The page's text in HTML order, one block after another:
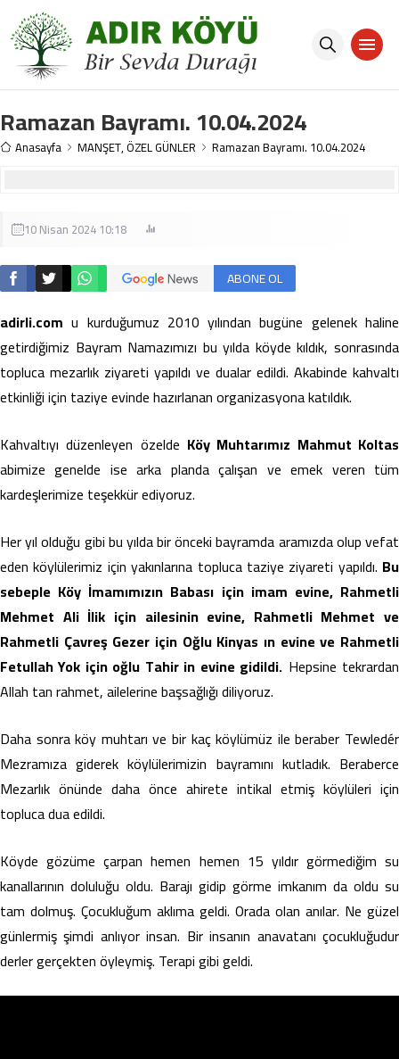
Ramazan Bayramı. 10.04.2024
Anasayfa MANŞET,ÖZEL GÜNLER Ramazan Bayramı. 10.04.2024
10 Nisan 2024 10:18
ABONE OL
adirli.com u kurduğumuz 2010 yılından bugüne gelenek haline
getirdiğimiz Bayram Namazımızı bu yılda köyde kıldık, sonrasında
topluca mezarlık ziyareti yapıldı ve dualar edildi. Akabinde kahvaltı
etkinliği için taziye evinde hazırlanan organizasyona katıldık.
Kahvaltıyı düzenleyen özelde Köy Muhtarımız Mahmut Koltas
abimize genelde ise arka planda çalışan ve emek veren tüm
kardeşlerimize teşekkür ediyoruz.
Her yıl olduğu gibi bu yılda bir önceki bayramda aramızda olup vefat
eden köylülerimiz için yakınlarına topluca taziye ziyareti yapıldı. Bu
sebeple Köy İmamımızın Babası için imam evine, Rahmetli
Mehmet Ali İlik için ailesinin evine, Rahmetli Mehmet ve
Rahmetli Çavreş Gezer için Oğlu Kinyas ın evine ve Rahmetli
Fetullah Yok için oğlu Tahir in evine gidildi. Hepsine tekrardan
Allah tan rahmet, ailelerine başsağlığı diliyoruz.
Daha sonra köy muhtarı ve bir kaç köylümüz ile beraber Tewledér
Mezramıza giderek köylülerimizin bayramını kutladık. Beraberce
Mezarlık önünde daha önce ahirete intikal etmiş köylüleri için
topluca dua edildi.
Köyde gözüme çarpan hemen hemen 15 yıldır görmediğim su
kanallarının doluluğu oldu. Barajı gidip görme imkanım da oldu su
tam dolmuş. Çocukluğum aklıma geldi. Orada olan anılar. Ne güzel
günlermiş şimdi anlıyor insan. Bir insanın anavatanı çocukluğudur
derler gerçekten öyleymiş. Terapi gibi geldi.